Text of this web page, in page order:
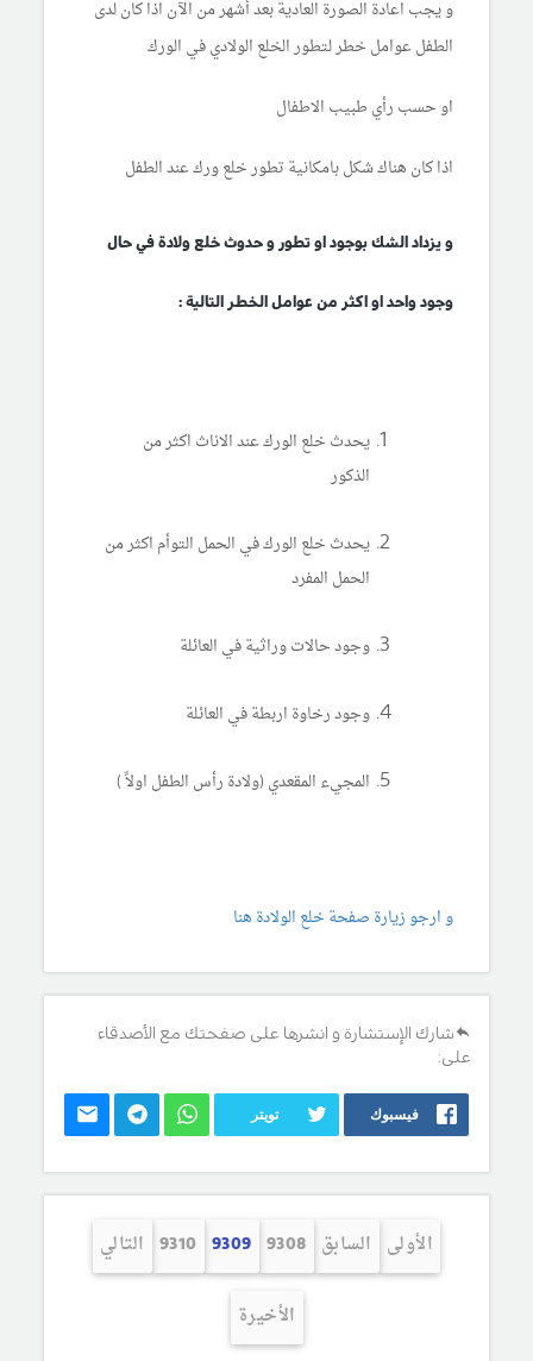
و يجب اعادة الصورة العادية بعد أشهر من الآن اذا كان لدى
الطفل عوامل خطر لتطور الخلع الولادي في الورك
او حسب رأي طبيب الاطفال
اذا كان هناك شكل بامكانية تطور خلع ورك عند الطفل
و يزداد الشك بوجود او تطور و حدوث خلع ولادة في حال
وجود واحد او اكثر من عوامل الخطر التالية :
يحدث خلع الورك عند الاناث اكثر من
الذكور
يحدث خلع الورك في الحمل التوأم اكثر من
الحمل المفرد
وجود حالات وراثية في العائلة
وجود رخاوة اربطة في العائلة
المجيء المقعدي (ولادة رأس الطفل اولاً )
و ارجو زيارة صفحة خلع الولادة هنا
شارك الإستشارة و انشرها على صفحتك مع الأصدقاء
على:
فيسبوك تويتر
الأولى السابق 9308
9309
9310 التالي
الأخيرة